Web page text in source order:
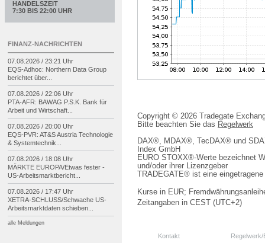
Copyright © 2026 Tradegate
Bitte beachten Sie das Regelwerk
DAX®, MDAX®, TecDAX® und
Index GmbH
EURO STOXX®-Werte bezeichnet
und/oder ihrer Lizenzgeber
TRADEGATE® ist eine
Kurse in EUR;
Zeitangaben in CEST (UTC+2)
Kontakt
HANDELSZEIT
7:30 BIS 22:00 UHR
FINANZ-NACHRICHTEN
07.08.2026 / 23:21 Uhr
EQS-Adhoc: Northern Data Group
berichtet über...
07.08.2026 / 22:06 Uhr
PTA-AFR: BAWAG P.S.K. Bank für
Arbeit und Wirtschaft...
07.08.2026 / 20:00 Uhr
EQS-PVR: AT&S Austria Technologie
& Systemtechnik...
07.08.2026 / 18:08 Uhr
MÄRKTE EUROPA/Etwas fester -
US-Arbeitsmarktbericht...
07.08.2026 / 17:47 Uhr
XETRA-SCHLUSS/Schwache US-
Arbeitsmarktdaten schieben...
alle Meldungen